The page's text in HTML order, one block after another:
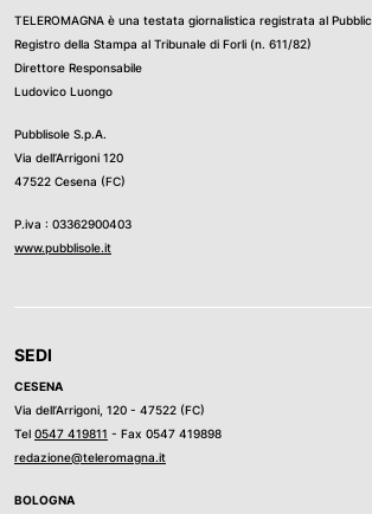
TELEROMAGNA è una testata giornalistica registrata al
Registro della Stampa al Tribunale di Forli (n. 611/82)
Direttore Responsabile
Ludovico Luongo
Pubblisole S.p.A.
Via dell’Arrigoni 120
47522 Cesena (FC)
P.iva : 03362900403
www.pubblisole.it
SEDI
CESENA
Via dell’Arrigoni, 120 - 47522 (FC)
Tel 0547 419811 - Fax 0547 419898
redazione@teleromagna.it
BOLOGNA